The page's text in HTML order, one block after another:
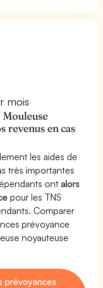
mois
revenus en cas
les aides de
très importantes
ontalors
pour les TNS
Comparer
prévoyance
noyauteuse
prévoyances